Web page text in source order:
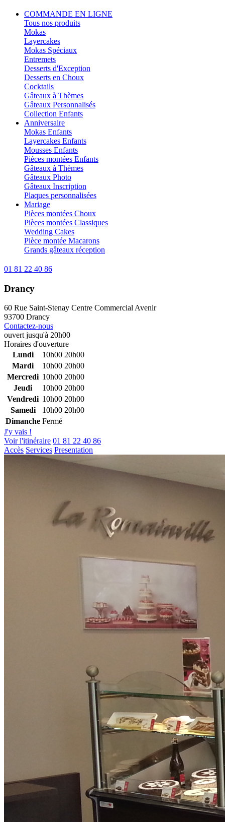
COMMANDE EN LIGNE
Tous nos produits
Mokas
Layercakes
Mokas Spéciaux
Entremets
Desserts d'Exception
Desserts en Choux
Cocktails
Gâteaux à Thèmes
Gâteaux Personnalisés
Collection Enfants
Anniversaire
Mokas Enfants
Layercakes Enfants
Mousses Enfants
Pièces montées Enfants
Gâteaux à Thèmes
Gâteaux Photo
Gâteaux Inscription
Plaques personnalisées
Mariage
Pièces montées Choux
Pièces montées Classiques
Wedding Cakes
Pièce montée Macarons
Grands gâteaux réception
01 81 22 40 86
Drancy
60 Rue Saint-Stenay Centre Commercial Avenir
93700 Drancy
Contactez-nous
ouvert jusqu'à 20h00
Horaires d'ouverture
Lundi
10h00 20h00
Mardi
10h00 20h00
Mercredi 10h00 20h00
Jeudi
10h00 20h00
Vendredi 10h00 20h00
Samedi
10h00 20h00
Dimanche Fermé
J'y vais !
Voir l'itinéraire 01 81 22 40 86
Accès Services Presentation